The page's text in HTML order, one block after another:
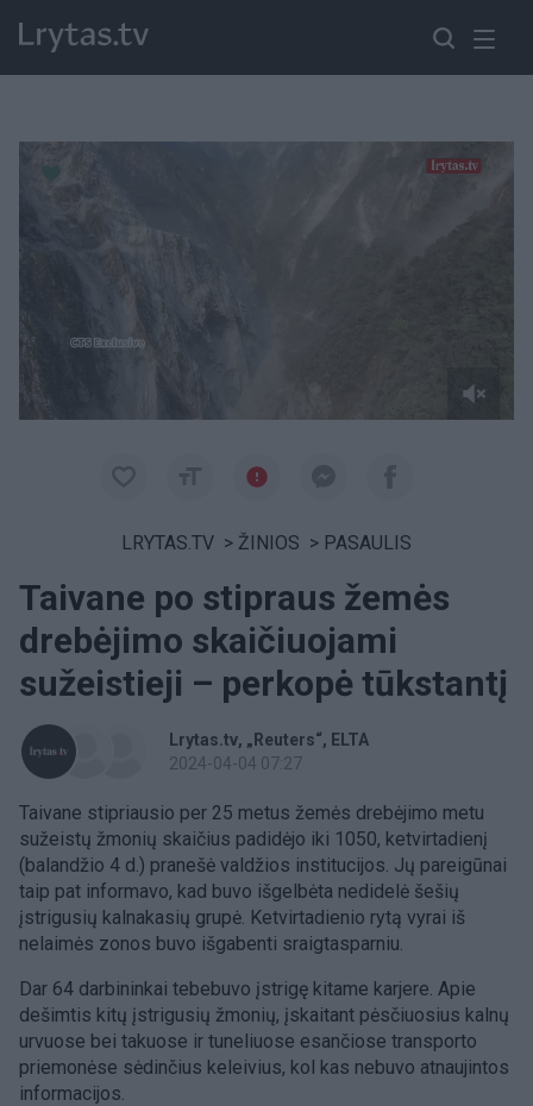
LRYTAS.TV > ŽINIOS > PASAULIS
Taivane po stipraus žemės
drebėjimo skaičiuojami
sužeistieji – perkopė tūkstantį
Lrytas.tv „Reuters“
ELTA
2024-04-04 07:27
Taivane stipriausio per 25 metus žemės drebėjimo metu
sužeistų žmonių skaičius padidėjo iki 1050, ketvirtadienį
(balandžio 4 d.) pranešė valdžios institucijos. Jų pareigūnai
taip pat informavo, kad buvo išgelbėta nedidelė šešių
įstrigusių kalnakasių grupė. Ketvirtadienio rytą vyrai iš
nelaimės zonos buvo išgabenti sraigtasparniu.
Dar 64 darbininkai tebebuvo įstrigę kitame karjere. Apie
dešimtis kitų įstrigusių žmonių, įskaitant pėsčiuosius kalnų
urvuose bei takuose ir tuneliuose esančiose transporto
priemonėse sėdinčius keleivius, kol kas nebuvo atnaujintos
informacijos.